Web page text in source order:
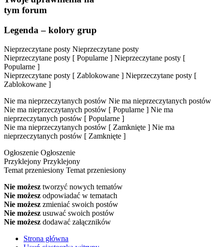
tym forum
Legenda – kolory grup
Nieprzeczytane posty Nieprzeczytane posty
Nieprzeczytane posty [ Popularne ] Nieprzeczytane posty [
Popularne ]
Nieprzeczytane posty [ Zablokowane ] Nieprzeczytane posty [
Zablokowane ]
Nie ma nieprzeczytanych postów Nie ma nieprzeczytanych postów
Nie ma nieprzeczytanych postów [ Popularne ] Nie ma
nieprzeczytanych postów [ Popularne ]
Nie ma nieprzeczytanych postów [ Zamknięte ] Nie ma
nieprzeczytanych postów [ Zamknięte ]
Ogłoszenie Ogłoszenie
Przyklejony Przyklejony
Temat przeniesiony Temat przeniesiony
Nie możesz tworzyć nowych tematów
Nie możesz odpowiadać w tematach
Nie możesz zmieniać swoich postów
Nie możesz usuwać swoich postów
Nie możesz dodawać załączników
Strona główna